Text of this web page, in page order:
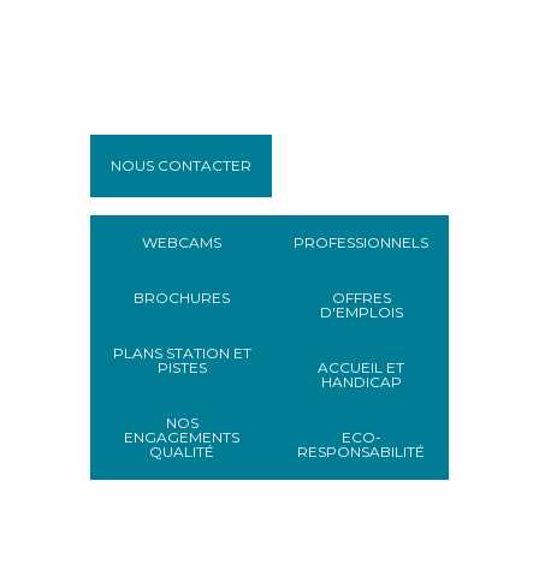
NOUS CONTACTER
WEBCAMS
BROCHURES
PLANS STATION ET
PISTES
NOS
ENGAGEMENTS
QUALITÉ
PROFESSIONNELS
OFFRES
D'EMPLOIS
ACCUEIL ET
HANDICAP
ECO-
RESPONSABILITÉ